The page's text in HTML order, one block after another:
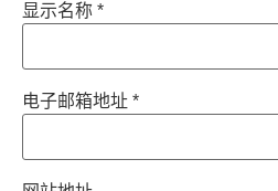
显示名称 *
电子邮箱地址 *